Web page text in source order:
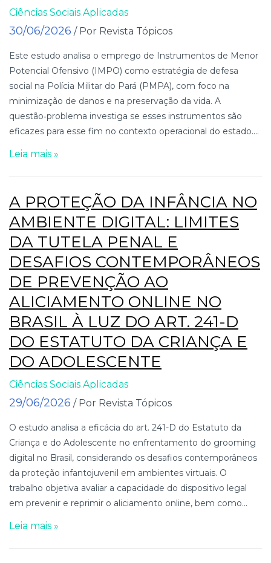
Ciências Sociais Aplicadas
30/06/2026 / Por Revista Tópicos
Este estudo analisa o emprego de Instrumentos de Menor
Potencial Ofensivo (IMPO) como estratégia de defesa
social na Polícia Militar do Pará (PMPA), com foco na
minimização de danos e na preservação da vida. A
questão‑problema investiga se esses instrumentos são
eficazes para esse fim no contexto operacional do estado....
Leia mais »
A PROTEÇÃO DA INFÂNCIA NO
AMBIENTE DIGITAL: LIMITES
DA TUTELA PENAL E
DESAFIOS CONTEMPORÂNEOS
DE PREVENÇÃO AO
ALICIAMENTO ONLINE NO
BRASIL À LUZ DO ART. 241-D
DO ESTATUTO DA CRIANÇA E
DO ADOLESCENTE
Ciências Sociais Aplicadas
29/06/2026 / Por Revista Tópicos
O estudo analisa a eficácia do art. 241-D do Estatuto da
Criança e do Adolescente no enfrentamento do grooming
digital no Brasil, considerando os desafios contemporâneos
da proteção infantojuvenil em ambientes virtuais. O
trabalho objetiva avaliar a capacidade do dispositivo legal
em prevenir e reprimir o aliciamento online, bem como...
Leia mais »